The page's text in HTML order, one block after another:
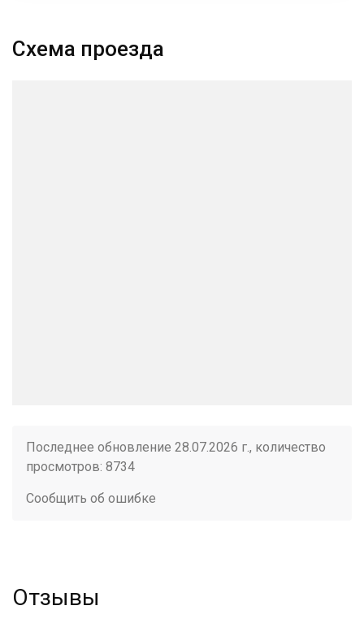
Схема проезда
Последнее обновление 28.07.2026 г., количество
просмотров: 8734
Сообщить об ошибке
Отзывы